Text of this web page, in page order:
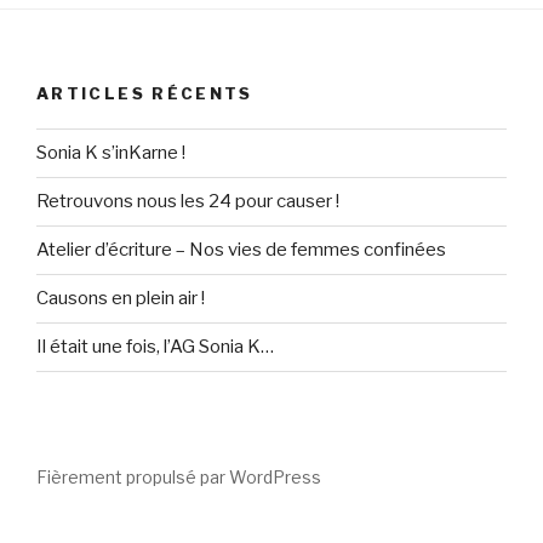
ARTICLES RÉCENTS
Sonia K s’inKarne !
Retrouvons nous les 24 pour causer !
Atelier d’écriture – Nos vies de femmes confinées
Causons en plein air !
Il était une fois, l’AG Sonia K…
Fièrement propulsé par WordPress